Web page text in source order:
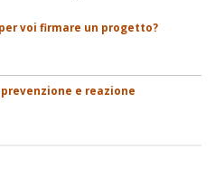
voi firmare un progetto?
e reazione